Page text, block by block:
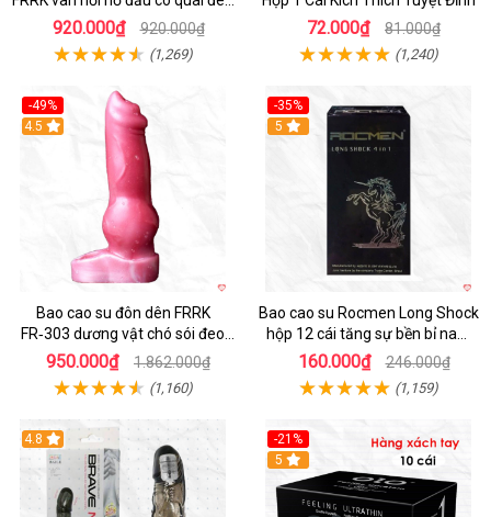
bìu cao cấp
920.000₫ 920.000₫
(1,269)
72.000₫ 81.000₫
(1,240)
-49%
4.5
Bao cao su đôn dên FRRK
FR‑303 dương vật chó sói đeo
tiện lợi cực đã
950.000₫ 1.862.000₫
(1,160)
-35%
5
Bao cao su Rocmen Long Shock
hộp 12 cái tăng sự bền bỉ nam
giới
160.000₫ 246.000₫
(1,159)
4.8
-21%
Hot
5